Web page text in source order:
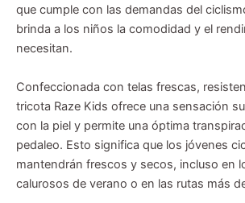
que cumple con las demandas del
brinda a los niños la comodidad y el
necesitan.
Confeccionada con telas frescas,
tricota Raze Kids ofrece una sensación
con la piel y permite una óptima
pedaleo. Esto significa que los jóvenes
mantendrán frescos y secos, incluso en
calurosos de verano o en las rutas más